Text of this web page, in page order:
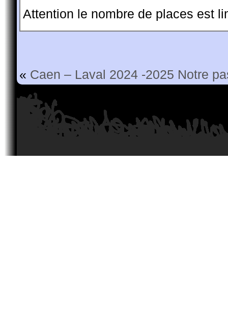
Attention le nombre de places est
« Caen – Laval 2024 -2025 Notre